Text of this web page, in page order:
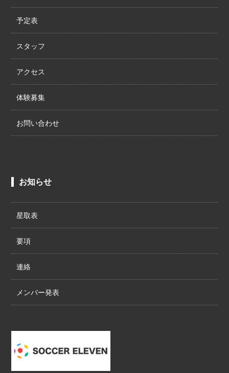
予定表
スタッフ
アクセス
体験募集
お問い合わせ
お知らせ
星取表
要項
連絡
メンバー発表